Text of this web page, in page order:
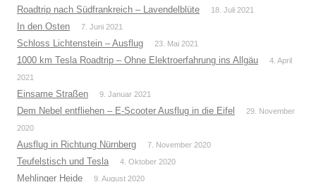
Roadtrip nach Südfrankreich – Lavendelblüte 18. Juli 2021
In den Osten 7. Juni 2021
Schloss Lichtenstein – Ausflug 23. Mai 2021
1000 km Tesla Roadtrip – Ohne Elektroerfahrung ins Allgäu
4. April
2021
Einsame Straßen 9. Januar 2021
Dem Nebel entfliehen – E-Scooter Ausflug in die Eifel
29. November
2020
Ausflug in Richtung Nürnberg 7. November 2020
Teufelstisch und Tesla 4. Oktober 2020
Mehlinger Heide 9. August 2020